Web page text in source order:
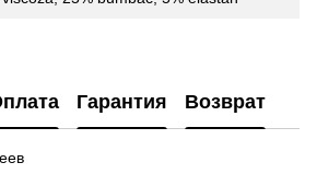
Гарантия Возврат